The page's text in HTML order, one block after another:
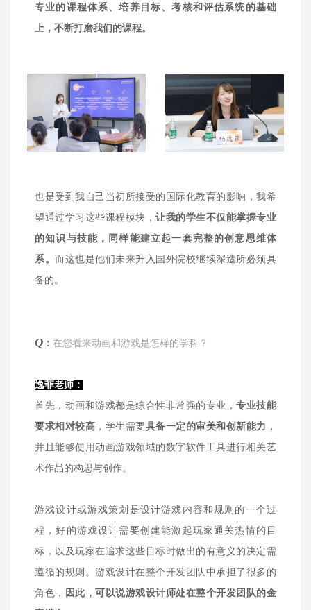
专业的课程体系、培养目标、考核和评估系统的基础
上，不断打磨我们的课程。
也是受到我自己当初所接受的国际化教育的影响，我希
望通过学习这些课程模块，让我的学生不仅能掌握专业
的知识与技能，同样能建立起一套完整的创意思维体
系。 而这也是他们未来升入国外院校继续深造所必须具
备的。
Q ： 在您看来动画和游戏是怎样的学科？
逸菲老师：
首先，动画和游戏都是综合性非常强的专业，专业技能
要求相对较高 ，学生需要具备一定的审美和创新能力 ，
并且能够使用动画游戏领域的数字软件工具进行相关艺
术作品的构思与创作。
游戏设计或游戏策划是设计游戏内容和规则的一个过
程，好的游戏设计需要创建能激起玩家通关热情的目
标，以及玩家在追求这些目标时做出的有意义的决定需
遵循的规则。游戏设计在整个开发团队中承担了很多的
角色， 因此，可以说游戏设计师处在整个开发团队的金